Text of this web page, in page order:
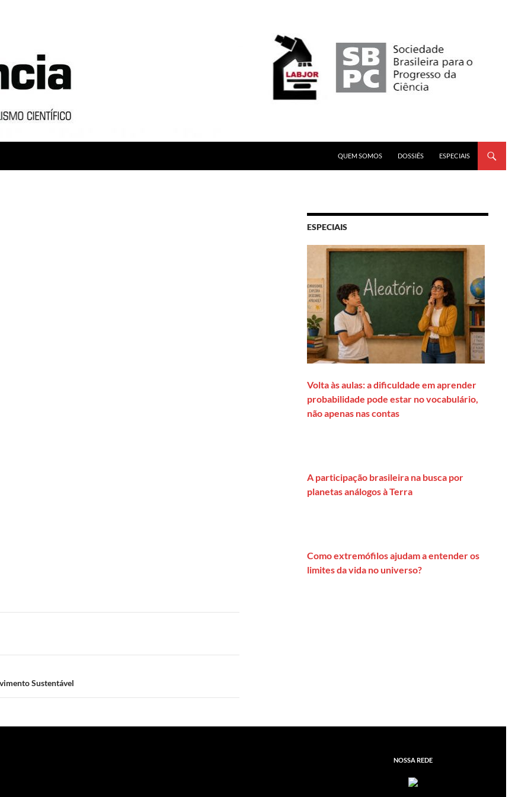
QUEM SOMOS
DOSSIÊS ESPECIAIS
Sustentável
ESPECIAIS
Volta às aulas: a dificuldade em aprender
probabilidade pode estar no vocabulário,
não apenas nas contas
A participação brasileira na busca por
planetas análogos à Terra
Como extremófilos ajudam a entender os
limites da vida no universo?
NOSSA REDE